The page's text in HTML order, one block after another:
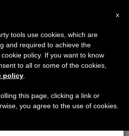
×
de agosto haremos la pausa
en el periodo de verano
y también el
x
tools use cookies, which are
and required to achieve the
policy. If you want to know
to all or some of the cookies,
policy
this page, clicking a link or
you agree to the use of cookies.